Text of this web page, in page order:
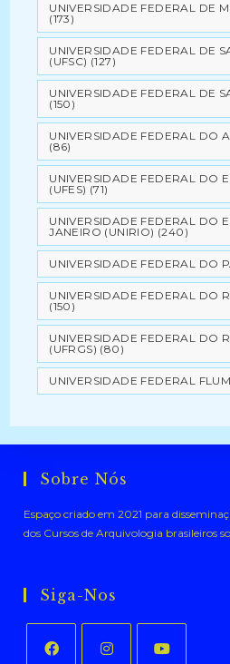
UNIVERSIDADE FEDERAL DE
(173)
UNIVERSIDADE FEDERAL DE
(UFSC) (127)
UNIVERSIDADE FEDERAL DE
(150)
UNIVERSIDADE FEDERAL DO
(86)
UNIVERSIDADE FEDERAL DO
(UFES) (71)
UNIVERSIDADE FEDERAL DO
JANEIRO (UNIRIO) (240)
UNIVERSIDADE FEDERAL DO
UNIVERSIDADE FEDERAL DO
(150)
UNIVERSIDADE FEDERAL DO
(UFRGS) (80)
UNIVERSIDADE FEDERAL
Sobre Nós
Espaço criado em 2021 para
dos Cursos de Arquivologia brasileiros
Siga-Nos